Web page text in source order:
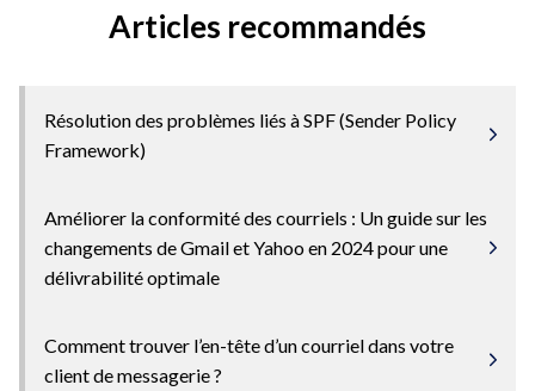
Articles recommandés
Résolution des problèmes liés à SPF (Sender Policy
Framework)
Améliorer la conformité des courriels : Un guide sur les
changements de Gmail et Yahoo en 2024 pour une
délivrabilité optimale
Comment trouver l’en-tête d’un courriel dans votre
client de messagerie ?